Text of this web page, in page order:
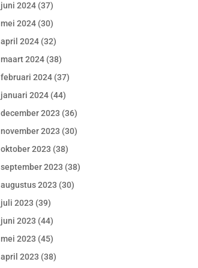
juni 2024 (37)
mei 2024 (30)
april 2024 (32)
maart 2024 (38)
februari 2024 (37)
januari 2024 (44)
december 2023 (36)
november 2023 (30)
oktober 2023 (38)
september 2023 (38)
augustus 2023 (30)
juli 2023 (39)
juni 2023 (44)
mei 2023 (45)
april 2023 (38)